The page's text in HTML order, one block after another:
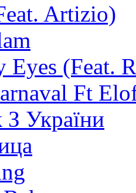
Artizio)
Eyes (Feat.
Ft
З України